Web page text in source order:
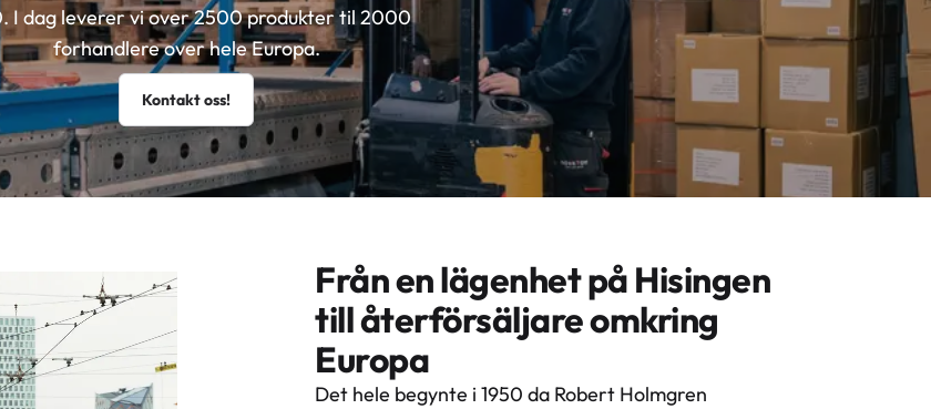
I dag leverer vi over 2500 produkter til 2000
forhandlere over hele Europa.
Kontakt oss!
Från en lägenhet på Hisingen
till återförsäljare omkring
Europa
Det hele begynte i 1950 da Robert Holmgren